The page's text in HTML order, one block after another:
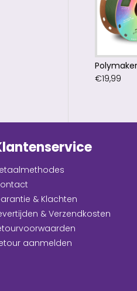
€19,99
& Klachten
& Verzendkosten
aanmelden